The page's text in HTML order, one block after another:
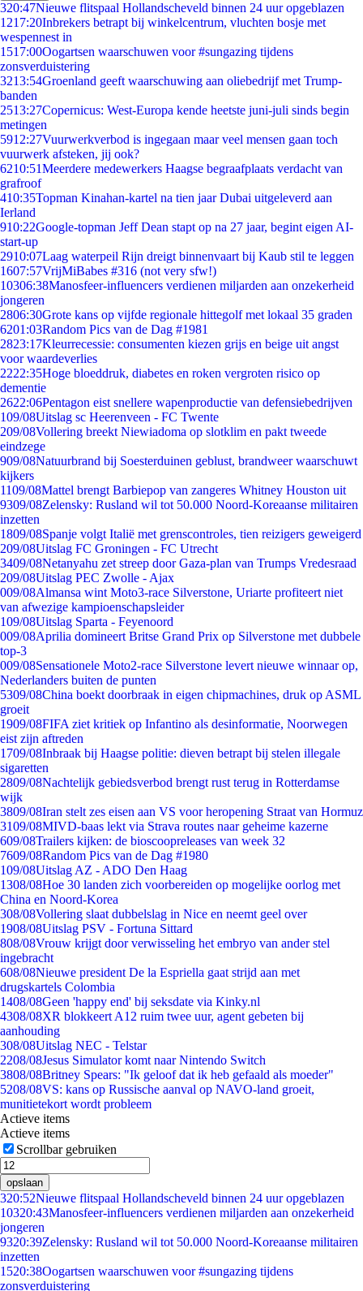
320:47Nieuwe flitspaal Hollandscheveld binnen 24 uur opgeblazen
1217:20Inbrekers betrapt bij winkelcentrum, vluchten bosje met
wespennest in
1517:00Oogartsen waarschuwen voor #sungazing tijdens
zonsverduistering
3213:54Groenland geeft waarschuwing aan oliebedrijf met Trump-
banden
2513:27Copernicus: West-Europa kende heetste juni-juli sinds begin
metingen
5912:27Vuurwerkverbod is ingegaan maar veel mensen gaan toch
vuurwerk afsteken, jij ook?
6210:51Meerdere medewerkers Haagse begraafplaats verdacht van
grafroof
410:35Topman Kinahan-kartel na tien jaar Dubai uitgeleverd aan
Ierland
910:22Google-topman Jeff Dean stapt op na 27 jaar, begint eigen AI-
start-up
2910:07Laag waterpeil Rijn dreigt binnenvaart bij Kaub stil te leggen
1607:57VrijMiBabes #316 (not very sfw!)
10306:38Manosfeer-influencers verdienen miljarden aan onzekerheid
jongeren
2806:30Grote kans op vijfde regionale hittegolf met lokaal 35 graden
6201:03Random Pics van de Dag #1981
2823:17Kleurrecessie: consumenten kiezen grijs en beige uit angst
voor waardeverlies
2222:35Hoge bloeddruk, diabetes en roken vergroten risico op
dementie
2622:06Pentagon eist snellere wapenproductie van defensiebedrijven
109/08Uitslag sc Heerenveen - FC Twente
209/08Vollering breekt Niewiadoma op slotklim en pakt tweede
eindzege
909/08Natuurbrand bij Soesterduinen geblust, brandweer waarschuwt
kijkers
1109/08Mattel brengt Barbiepop van zangeres Whitney Houston uit
9309/08Zelensky: Rusland wil tot 50.000 Noord-Koreaanse militairen
inzetten
1809/08Spanje volgt Italië met grenscontroles, tien reizigers geweigerd
209/08Uitslag FC Groningen - FC Utrecht
3409/08Netanyahu zet streep door Gaza-plan van Trumps Vredesraad
209/08Uitslag PEC Zwolle - Ajax
009/08Almansa wint Moto3-race Silverstone, Uriarte profiteert niet
van afwezige kampioenschapsleider
109/08Uitslag Sparta - Feyenoord
009/08Aprilia domineert Britse Grand Prix op Silverstone met dubbele
top-3
009/08Sensationele Moto2-race Silverstone levert nieuwe winnaar op,
Nederlanders buiten de punten
5309/08China boekt doorbraak in eigen chipmachines, druk op ASML
groeit
1909/08FIFA ziet kritiek op Infantino als desinformatie, Noorwegen
eist zijn aftreden
1709/08Inbraak bij Haagse politie: dieven betrapt bij stelen illegale
sigaretten
2809/08Nachtelijk gebiedsverbod brengt rust terug in Rotterdamse
wijk
3809/08Iran stelt zes eisen aan VS voor heropening Straat van Hormuz
3109/08MIVD-baas lekt via Strava routes naar geheime kazerne
609/08Trailers kijken: de bioscoopreleases van week 32
7609/08Random Pics van de Dag #1980
109/08Uitslag AZ - ADO Den Haag
1308/08Hoe 30 landen zich voorbereiden op mogelijke oorlog met
China en Noord-Korea
308/08Vollering slaat dubbelslag in Nice en neemt geel over
1908/08Uitslag PSV - Fortuna Sittard
808/08Vrouw krijgt door verwisseling het embryo van ander stel
ingebracht
608/08Nieuwe president De la Espriella gaat strijd aan met
drugskartels Colombia
1408/08Geen 'happy end' bij seksdate via Kinky.nl
4308/08XR blokkeert A12 ruim twee uur, agent gebeten bij
aanhouding
308/08Uitslag NEC - Telstar
2208/08Jesus Simulator komt naar Nintendo Switch
3808/08Britney Spears: "Ik geloof dat ik heb gefaald als moeder"
5208/08VS: kans op Russische aanval op NAVO-land groeit,
munitietekort wordt probleem
Actieve items
Actieve items
Scrollbar gebruiken
opslaan
320:52Nieuwe flitspaal Hollandscheveld binnen 24 uur opgeblazen
10320:43Manosfeer-influencers verdienen miljarden aan onzekerheid
jongeren
9320:39Zelensky: Rusland wil tot 50.000 Noord-Koreaanse militairen
inzetten
1520:38Oogartsen waarschuwen voor #sungazing tijdens
zonsverduistering